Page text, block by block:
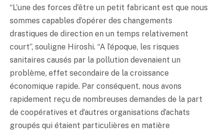
“L’une des forces d’être un petit fabricant est que nous
sommes capables d’opérer des changements
drastiques de direction en un temps relativement
court”, souligne Hiroshi. “A l’époque, les risques
sanitaires causés par la pollution devenaient un
problème, effet secondaire de la croissance
économique rapide. Par conséquent, nous avons
rapidement reçu de nombreuses demandes de la part
de coopératives et d’autres organisations d’achats
groupés qui étaient particulières en matière